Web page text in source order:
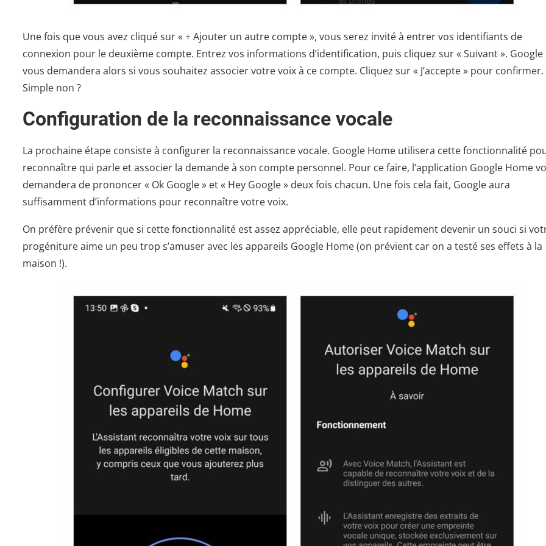
Une fois que vous avez cliqué sur « + Ajouter un autre compte », vous serez invité à entrer vos identifiants de
connexion pour le deuxième compte. Entrez vos informations d’identification, puis cliquez sur « Suivant ». Google
vous demandera alors si vous souhaitez associer votre voix à ce compte. Cliquez sur « J’accepte » pour confirmer.
Simple non ?
Configuration de la reconnaissance vocale
La prochaine étape consiste à configurer la reconnaissance vocale. Google Home utilisera cette fonctionnalité
reconnaître qui parle et associer la demande à son compte personnel. Pour ce faire, l’application Google Home
demandera de prononcer « Ok Google » et « Hey Google » deux fois chacun. Une fois cela fait, Google aura
suffisamment d’informations pour reconnaître votre voix.
On préfère prévenir que si cette fonctionnalité est assez appréciable, elle peut rapidement devenir un souci si
progéniture aime un peu trop s’amuser avec les appareils Google Home (on prévient car on a testé ses effets à la
maison !).